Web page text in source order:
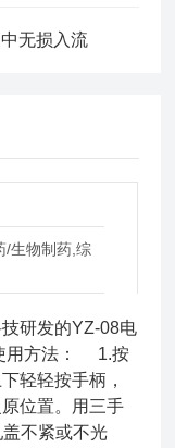
无损入流
/生物制药,综
技研发的YZ-08电
用方法： 1.按
轻轻按手柄，
位置。用三手
不紧或不光